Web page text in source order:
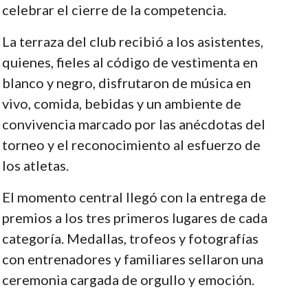
celebrar el cierre de la competencia.
La terraza del club recibió a los asistentes,
quienes, fieles al código de vestimenta en
blanco y negro, disfrutaron de música en
vivo, comida, bebidas y un ambiente de
convivencia marcado por las anécdotas del
torneo y el reconocimiento al esfuerzo de
los atletas.
El momento central llegó con la entrega de
premios a los tres primeros lugares de cada
categoría. Medallas, trofeos y fotografías
con entrenadores y familiares sellaron una
ceremonia cargada de orgullo y emoción.